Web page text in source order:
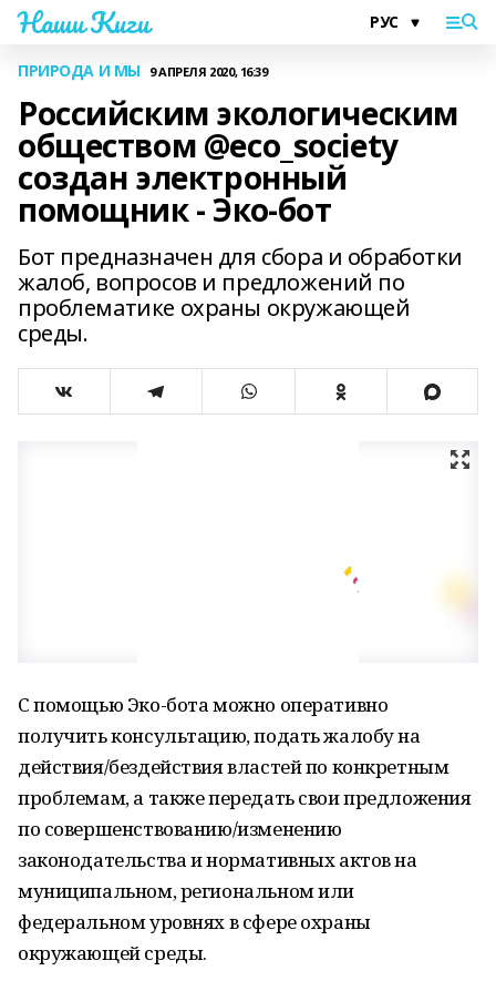
Наши Киги
ПРИРОДА И МЫ 9 АПРЕЛЯ 2020, 16:39
Российским экологическим
обществом @eco_society
создан электронный
помощник - Эко-бот
Бот предназначен для сбора и обработки
жалоб, вопросов и предложений по
проблематике охраны окружающей
среды.
С помощью Эко-бота можно оперативно
получить консультацию, подать жалобу на
действия/бездействия властей по конкретным
проблемам, а также передать свои предложения
по совершенствованию/изменению
законодательства и нормативных актов на
муниципальном, региональном или
федеральном уровнях в сфере охраны
окружающей среды.